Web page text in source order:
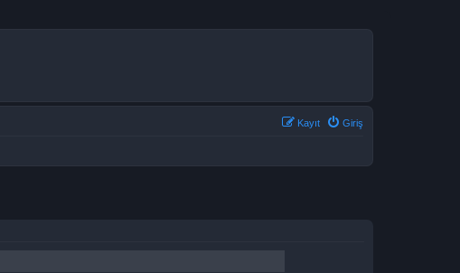
Giriş
Kayıt